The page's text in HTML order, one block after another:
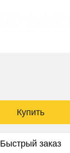
Купить
Быстрый заказ